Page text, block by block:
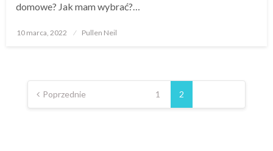
domowe? Jak mam wybrać?…
Opublikowane
10 marca, 2022 Pullen Neil
Stronicowanie
wpisów
Poprzednie 1 2